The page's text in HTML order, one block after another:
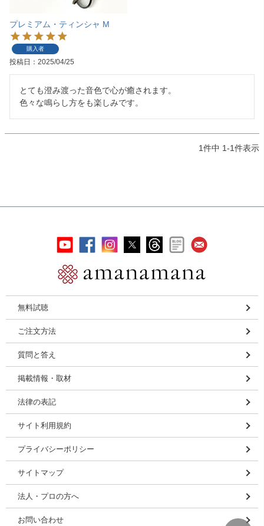
プレミアム・ティンシャ M
購入者
投稿日 2025/04/25
とても澄み渡った音色で心が癒されます。
色々な鳴らし方をも楽しみです。
1件中 1-1件表示
無料試聴
ご注文方法
質問と答え
掲載情報・取材
法律の表記
サイト利用規約
プライバシーポリシー
サイトマップ
法人・プロの方へ
お問い合わせ